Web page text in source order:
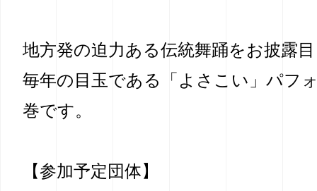
地方発の迫力ある伝統舞踊をお披露
毎年の目玉である「よさこい」パフ
巻です。
【参加予定団体】